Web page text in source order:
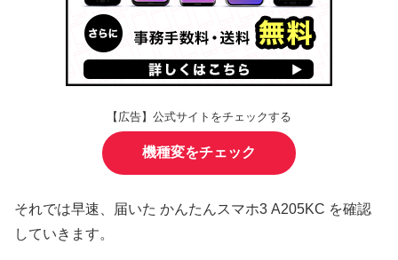
【広告】公式サイトをチェックする
機種変をチェック
それでは早速、届いた かんたんスマホ3 A205KC を確認
していきます。